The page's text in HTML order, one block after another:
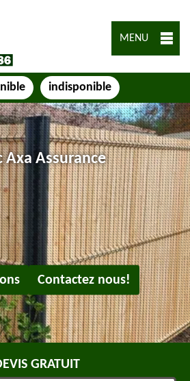
MENU
indisponible
Axa Assurance
Contactez nous!
GRATUIT